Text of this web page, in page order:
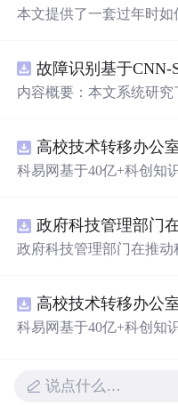
本文提供了一套过年时
内容概要：本文系统研
NN提取输入数据的深层
分类，充分发挥两者优势
在变压器故障诊断、轴承
价值。文档还整合了机器
径规划、电力系统优化
科研复现与工程实践。; 适合人群：具备一定编程基础，熟
练掌握Matlab或Python语
智能、机械故障诊断等相
原理与工程实现细节；
科易网基于40亿+科创知
新领域的AI+数智化解决
智能化发展。
政府科技管理部门在推
科易网基于40亿+科创知
新领域的AI+数智化解决
说点什么…